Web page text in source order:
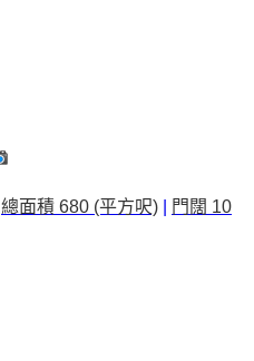
總面積 680 (平方呎)
門闊 10